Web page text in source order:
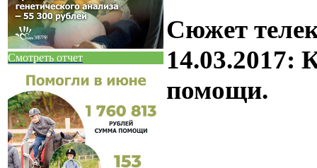
Смотреть отчет
Сюжет
14.03.2017:
помощи.